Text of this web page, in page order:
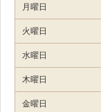
月曜日
火曜日
水曜日
木曜日
金曜日